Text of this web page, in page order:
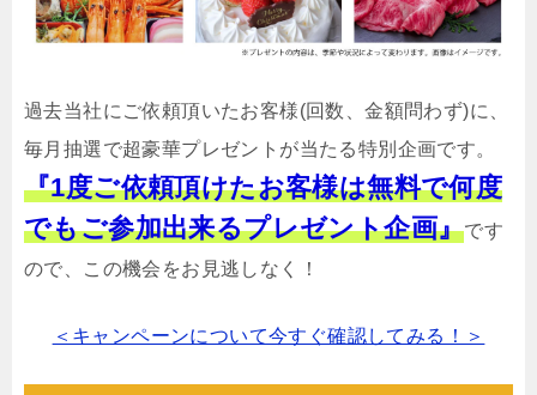
過去当社にご依頼頂いたお客様(回数、金額問わず)に、
毎月抽選で超豪華プレゼントが当たる特別企画です。
『1度ご依頼頂けたお客様は無料で何度
でもご参加出来るプレゼント企画』です
ので、この機会をお見逃しなく！
＜キャンペーンについて今すぐ確認してみる！＞